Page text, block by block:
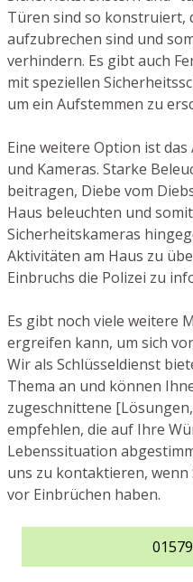
Türen sind so konstruiert,
aufzubrechen sind und
verhindern. Es gibt auch
mit speziellen
um ein Aufstemmen zu
Eine weitere Option ist
und Kameras. Starke
beitragen, Diebe vom
Haus beleuchten und
Sicherheitskameras
Aktivitäten am Haus zu
Einbruchs die Polizei zu
Es gibt noch viele weitere
ergreifen kann, um sich
Wir als Schlüsseldienst
Thema an und können
zugeschnittene
empfehlen, die auf Ihre
Lebenssituation
uns zu kontaktieren, wenn
vor Einbrüchen haben.